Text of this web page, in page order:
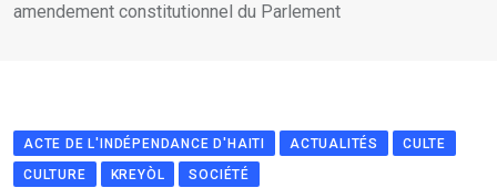
amendement constitutionnel du Parlement
ACTE DE L'INDÉPENDANCE D'HAITI ACTUALITÉS
CULTE
CULTURE
KREYÒL SOCIÉTÉ